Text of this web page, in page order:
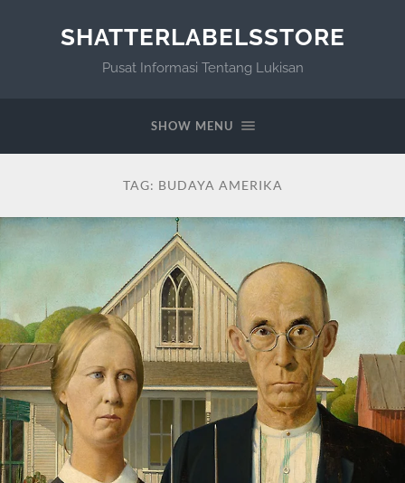
SHATTERLABELSSTORE
Pusat Informasi Tentang Lukisan
SHOW MENU
TAG: BUDAYA AMERIKA